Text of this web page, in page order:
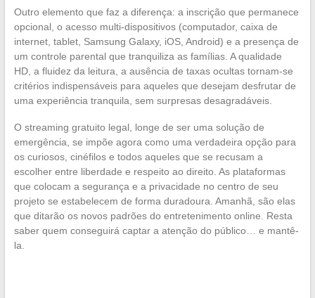
Outro elemento que faz a diferença: a inscrição que permanece
opcional, o acesso multi-dispositivos (computador, caixa de
internet, tablet, Samsung Galaxy, iOS, Android) e a presença de
um controle parental que tranquiliza as famílias. A qualidade
HD, a fluidez da leitura, a ausência de taxas ocultas tornam-se
critérios indispensáveis para aqueles que desejam desfrutar de
uma experiência tranquila, sem surpresas desagradáveis.
O streaming gratuito legal, longe de ser uma solução de
emergência, se impõe agora como uma verdadeira opção para
os curiosos, cinéfilos e todos aqueles que se recusam a
escolher entre liberdade e respeito ao direito. As plataformas
que colocam a segurança e a privacidade no centro de seu
projeto se estabelecem de forma duradoura. Amanhã, são elas
que ditarão os novos padrões do entretenimento online. Resta
saber quem conseguirá captar a atenção do público… e mantê-
la.